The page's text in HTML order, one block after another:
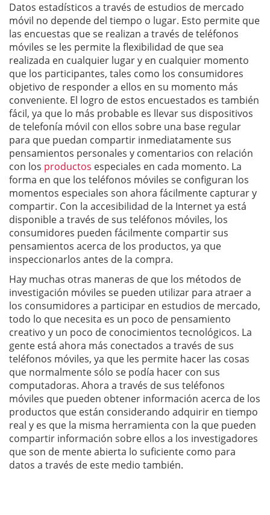
Datos estadísticos a través de estudios de mercado
móvil no depende del tiempo o lugar. Esto permite que
las encuestas que se realizan a través de teléfonos
móviles se les permite la flexibilidad de que sea
realizada en cualquier lugar y en cualquier momento
que los participantes, tales como los consumidores
objetivo de responder a ellos en su momento más
conveniente. El logro de estos encuestados es también
fácil, ya que lo más probable es llevar sus dispositivos
de telefonía móvil con ellos sobre una base regular
para que puedan compartir inmediatamente sus
pensamientos personales y comentarios con relación
con los productos especiales en cada momento. La
forma en que los teléfonos móviles se configuran los
momentos especiales son ahora fácilmente capturar y
compartir. Con la accesibilidad de la Internet ya está
disponible a través de sus teléfonos móviles, los
consumidores pueden fácilmente compartir sus
pensamientos acerca de los productos, ya que
inspeccionarlos antes de la compra.
Hay muchas otras maneras de que los métodos de
investigación móviles se pueden utilizar para atraer a
los consumidores a participar en estudios de mercado,
todo lo que necesita es un poco de pensamiento
creativo y un poco de conocimientos tecnológicos. La
gente está ahora más conectados a través de sus
teléfonos móviles, ya que les permite hacer las cosas
que normalmente sólo se podía hacer con sus
computadoras. Ahora a través de sus teléfonos
móviles que pueden obtener información acerca de los
productos que están considerando adquirir en tiempo
real y es que la misma herramienta con la que pueden
compartir información sobre ellos a los investigadores
que son de mente abierta lo suficiente como para
datos a través de este medio también.